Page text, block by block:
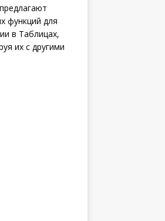
функций для
в Таблицах,
их с другими